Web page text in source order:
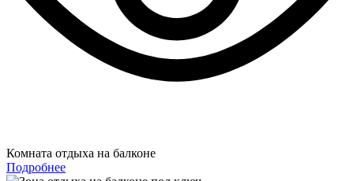
Комната отдыха на балконе
Подробнее